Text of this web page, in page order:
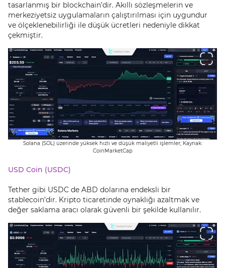
tasarlanmış bir blockchain’dir. Akıllı sözleşmelerin ve
merkeziyetsiz uygulamaların çalıştırılması için uygundur
ve ölçeklenebilirliği ile düşük ücretleri nedeniyle dikkat
çekmiştir.
Solana (SOL) üzerinde yüksek hızlı ve düşük maliyetli işlemler; Kaynak:
CoinMarketCap
USD Coin (USDC)
Tether gibi USDC de ABD dolarına endeksli bir
stablecoin’dir. Kripto ticaretinde oynaklığı azaltmak ve
değer saklama aracı olarak güvenli bir şekilde kullanılır.